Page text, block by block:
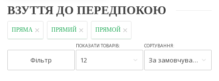
ВЗУТТЯ ДО ПЕРЕДПОКОЮ
ПРЯМА ПРЯМИЙ ПРЯМОЙ
Фільтр
ПОКАЗАТИ ТОВАРІВ:
12
СОРТУВАННЯ:
За замовчуванням